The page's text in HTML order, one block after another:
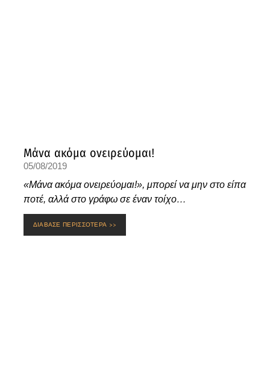
Μάνα ακόμα ονειρεύομαι!
05/08/2019
«Μάνα ακόμα ονειρεύομαι!», μπορεί να μην στο είπα
ποτέ, αλλά στο γράφω σε έναν τοίχο…
ΔΙΑΒΑΣΕ ΠΕΡΙΣΣΟΤΕΡΑ >>